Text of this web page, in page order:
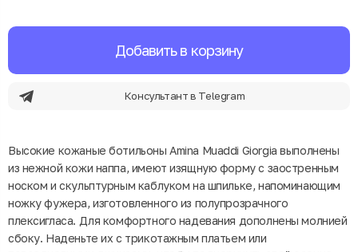
Добавить в корзину
Консультант в Telegram
Высокие кожаные ботильоны Amina Muaddi Giorgia выполнены
из нежной кожи наппа, имеют изящную форму с заостренным
носком и скульптурным каблуком на шпильке, напоминающим
ножку фужера, изготовленного из полупрозрачного
плексигласа. Для комфортного надевания дополнены молнией
сбоку. Наденьте их с трикотажным платьем или